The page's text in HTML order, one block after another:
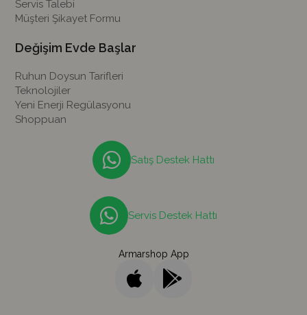
Servis Talebi
Müşteri Şikayet Formu
Değişim Evde Başlar
Ruhun Doysun Tarifleri
Teknolojiler
Yeni Enerji Regülasyonu
Shoppuan
Satış Destek Hattı
Servis Destek Hattı
Armarshop App